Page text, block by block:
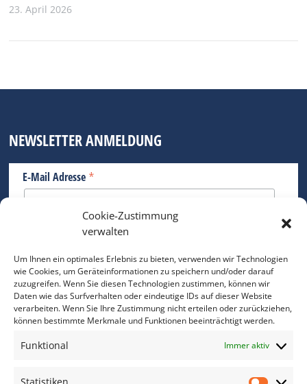
Cookie-Zustimmung
verwalten
Um Ihnen ein optimales Erlebnis zu bieten, verwenden wir Technologien
wie Cookies, um Geräteinformationen zu speichern und/oder darauf
zuzugreifen. Wenn Sie diesen Technologien zustimmen, können wir
Daten wie das Surfverhalten oder eindeutige IDs auf dieser Website
verarbeiten. Wenn Sie Ihre Zustimmung nicht erteilen oder zurückziehen,
können bestimmte Merkmale und Funktionen beeinträchtigt werden.
Funktional Immer aktiv
23. April 2026
NEWSLETTER ANMELDUNG
E-Mail Adresse *
Bitte geben Sie Ihre E-Mail Adresse ein.
*